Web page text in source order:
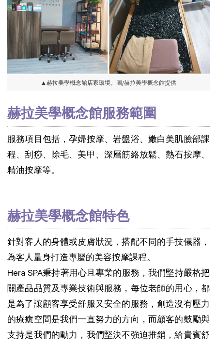
▲ 赫拉美學概念館店家環境 。 圖/赫拉美學概念館提供
赫拉美學概念館服務範圍
服務項目包括，孕婦按摩、岩盤浴、嫩白美肌臉部課
程、刮痧、除毛、美甲、深層筋絡放鬆、熱石按摩、
精油按摩等。
赫拉美學概念館特色
針對客人的身體或皮膚狀況，搭配不同的手技儀器，
為客人量身打造專屬的美容按摩課程。
Hera SPA秉持著用心且專業的服務，我們堅持嚴格把
關產品品質及專業技術與服務，每位老師的用心，都
是為了讓顧客享受舒服又安全的服務，創造沒有壓力
的療癒空間是我們一直努力的方向，而顧客的鼓勵與
支持是我們的動力，我們堅決不強迫推銷，給貴賓舒